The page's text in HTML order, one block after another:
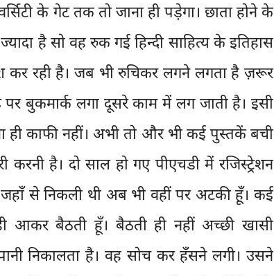
के गेट तक तो जाना ही पड़ेगा। छाता होने के
है सो वह रुक गई हिन्दी साहित्य के इतिहास
कर रही है। जब भी रुचिकर लगने लगता है ज़रूर
बुकमार्क लगा दूसरे काम में लग जाती है। इसी
ही काफी नहीं। अभी तो और भी कई पुस्तकें बची
करनी है। दो साल हो गए पीएचडी में रजिस्ट्रेशन
से निकली थी अब भी वहीं पर अटकी हूँ। कई
आकर बैठती हूँ। बैठती ही नहीं अच्छी खासी
निकालता है। वह सोच कर हँसने लगी। उसने